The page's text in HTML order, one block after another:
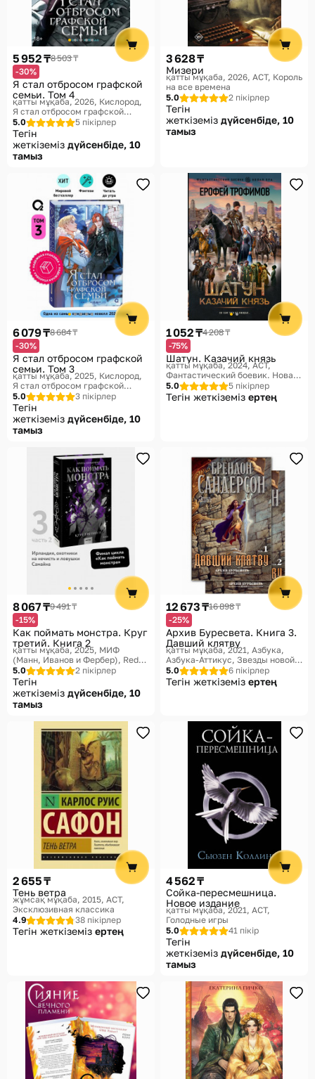
5 952 ₸8 503 ₸
-30%
Я стал отбросом графской
семьи. Том 4
қатты мұқаба, 2026 Кислород,
Я стал отбросом графской
семьи
5.0 5 пікірлер
Тегін
жеткіземіз дүйсенбіде, 10
тамыз
3 628 ₸
Мизери
қатты мұқаба, 2026 АСТ, Король
на все времена
5.0
2 пікірлер
Тегін
жеткіземіз дүйсенбіде, 10
тамыз
6 079 ₸8 684 ₸
-30%
Я стал отбросом графской
семьи. Том 3
қатты мұқаба, 2025 Кислород,
Я стал отбросом графской
семьи
5.0 3 пікірлер
Тегін
жеткіземіз дүйсенбіде, 10
тамыз
1 052 ₸4 208 ₸
-75%
Шатун. Казачий князь
қатты мұқаба, 2024 АСТ,
Фантастический боевик. Новая
эра
5.0 5 пікірлер
Тегін жеткіземіз ертең
8 067 ₸9 491 ₸
-15%
Как поймать монстра. Круг
третий. Книга 2
қатты мұқаба, 2025 МИФ
(Манн, Иванов и Фербер), Red
Violet. Темные миры
5.0 2 пікірлер
Тегін
жеткіземіз дүйсенбіде, 10
тамыз
12 673 ₸16 898 ₸
-25%
Архив Буресвета. Книга 3.
Давший клятву
қатты мұқаба, 2021 Азбука,
Азбука-Аттикус, Звезды новой
фэнтези
5.0 6 пікірлер
Тегін жеткіземіз ертең
2 655 ₸
Тень ветра
жұмсақ мұқаба, 2015 АСТ,
Эксклюзивная классика
4.9
38 пікірлер
Тегін жеткіземіз ертең
4 562 ₸
Сойка-пересмешница.
Новое издание
қатты мұқаба, 2021 АСТ,
Голодные игры
5.0
41 пікір
Тегін
жеткіземіз дүйсенбіде, 10
тамыз